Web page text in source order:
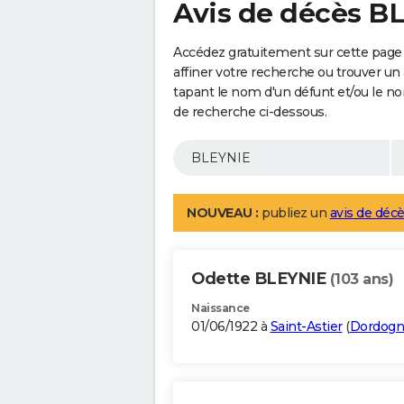
Avis de décès
Accédez gratuitement sur cette page
affiner votre recherche ou trouver un
tapant le nom d'un défunt et/ou le
de recherche ci-dessous.
NOUVEAU : publiez un avis de
Odette BLEYNIE (103 ans)
Naissance
01/06/1922 à Saint-Astier(